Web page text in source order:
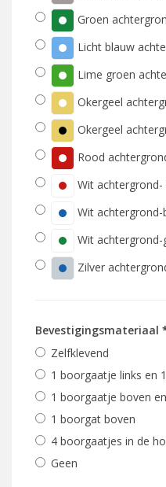
Groen
Licht blauw
Lime groen
Okergeel
Okergeel
Rood
Wit
Wit
Wit
Zilver
Bevestigingsmateriaal
Zelfklevend
1 boorgaatje links en
1 boorgaatje boven
1 boorgat boven
4 boorgaatjes in de
Geen